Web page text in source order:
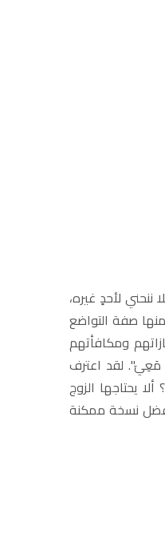
لأحدٍ غيره،
صفة التواضع
ومكافأتهم
مَعِيَ". لقد اعترف
يحتاجها الزوج
أفضل نسخة ممكنة